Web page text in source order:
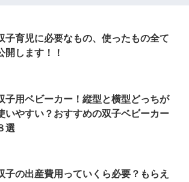
子育児に必要なもの、使ったもの全て
開します！！
子用ベビーカー！縦型と横型どっちが
いやすい？おすすめの双子ベビーカー
選
子の出産費用っていくら必要？もらえ